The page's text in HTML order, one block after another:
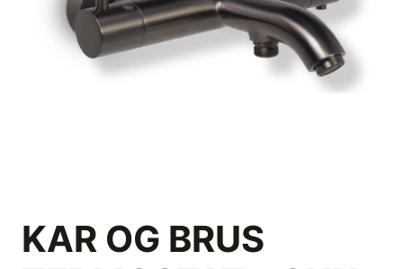
KAR OG BRUS